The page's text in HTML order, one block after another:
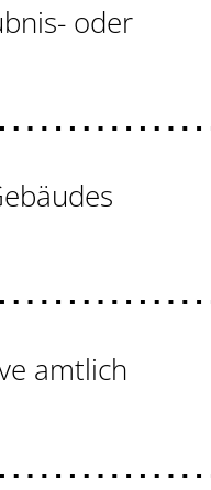
oder
amtlich